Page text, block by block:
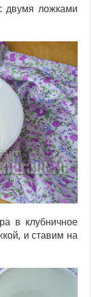
двумя ложками
в клубничное
и ставим на